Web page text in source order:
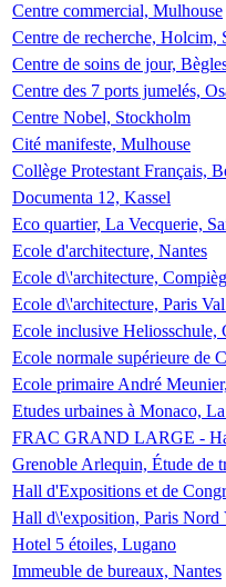
Centre commercial, Mulhouse
Centre de recherche, Holcim,
Centre de soins de jour,
Centre des 7 ports jumelés,
Centre Nobel, Stockholm
Cité manifeste, Mulhouse
Collège Protestant Français,
Documenta 12, Kassel
Eco quartier, La Vecquerie,
Ecole d'architecture, Nantes
Ecole d\'architecture,
Ecole d\'architecture, Paris
Ecole inclusive Heliosschule,
Ecole normale supérieure de
Ecole primaire André
Etudes urbaines à Monaco,
FRAC GRAND LARGE -
Grenoble Arlequin, Étude de
Hall d'Expositions et de
Hall d\'exposition, Paris Nord
Hotel 5 étoiles, Lugano
Immeuble de bureaux, Nantes